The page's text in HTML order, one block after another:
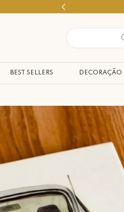
BEST SELLERS DECORAÇÃO